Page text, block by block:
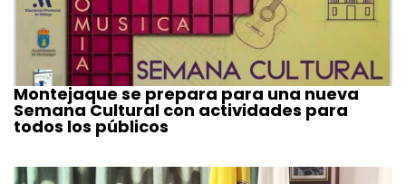
Montejaque se prepara para una nueva
Semana Cultural con actividades para
todos los públicos